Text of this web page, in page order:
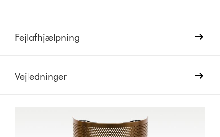
Fejlafhjælpning
Vejledninger